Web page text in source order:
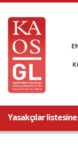
Yasakçılar